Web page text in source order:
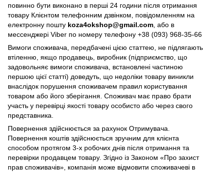
повинно бути виконано в перші 24 години після отримання
товару Клієнтом телефонним дзвінком, повідомленням на
електронну пошту koza4okshop@gmail.com , або в
мессенджері Viber по номеру телефону +38 (093) 968-35-66
Вимоги споживача, передбачені цією статтею, не підлягають
втіленню, якщо продавець, виробник (підприємство, що
задовольняє вимоги споживача, встановлені частиною
першою цієї статті) доведуть, що недоліки товару виникли
внаслідок порушення споживачем правил користування
товаром або його зберігання. Споживач має право брати
участь у перевірці якості товару особисто або через свого
представника.
Повернення здійснюється за рахунок Отримувача.
Повернення коштів здійснюється зручним для клієнта
способом протягом 3-х робочих днів після отримання та
перевірки продавцем товару. Згідно із Законом «Про захист
прав споживачів», компанія може відмовити споживачеві в